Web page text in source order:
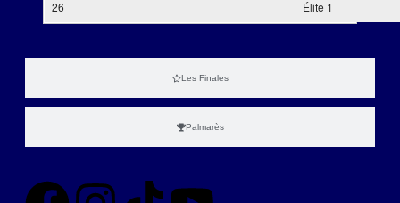
Les Finales
Palmarès
26 Élite 1